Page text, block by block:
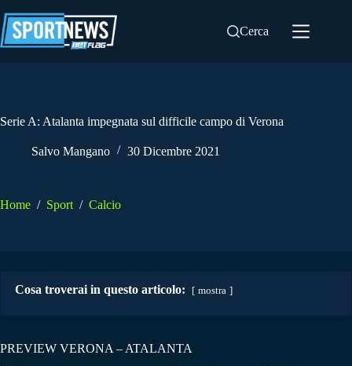
al
contenuto
Cerca
Serie A: Atalanta impegnata sul difficile campo di Verona
Salvo Mangano 30 Dicembre 2021
Home / Sport / Calcio
Cosa troverai in questo articolo: mostra
PREVIEW VERONA – ATALANTA